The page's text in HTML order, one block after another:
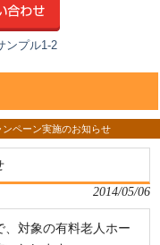
ンプル1-2
ペーン実施のお知らせ
2014/05/06
対象の有料老人ホー